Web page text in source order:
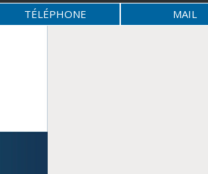
TÉLÉPHONE MAIL